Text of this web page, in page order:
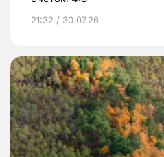
21:32 / 30.07.26